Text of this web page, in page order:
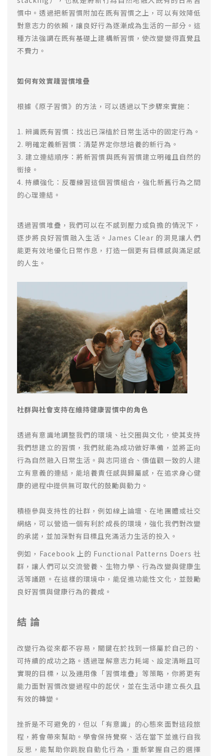
慣中。透過把新習慣附加在既有習慣之上，可以有效降低
對意志力的依賴，讓良好行為逐漸成為生活的一部分。這
種方法強調在既有基礎上建構新習慣，使改變變得直覺且
不費力。
如何有效實踐習慣堆疊
根據《原子習慣》的方法，可以透過以下步驟來實施：
1. 辨識既有習慣：找出已深植於日常生活中的固定行為。
2. 明確定義新習慣：清楚界定你想培養的新行為。
3. 建立連結順序：將新習慣與既有習慣建立明確且自然的
銜接。
4. 持續強化：反覆練習這個習慣組合，強化新舊行為之間
的心理連結。
透過習慣堆疊，我們可以在不感到壓力或負擔的情況下，
逐步將良好習慣融入生活。James Clear 的洞見讓人們
能更有效地優化日常作息，打造一個更有目標感與滿足感
的人生。
社群與社會支持在維持健康習慣中的角色
透過有意識地調整我們的環境、社交圈與文化，使其支持
我們想建立的習慣，我們就能為成功做好準備，並將正向
行為自然融入日常生活。與志同道合、價值觀一致的人建
立有意義的連結，能培養責任感與歸屬感，在追求身心健
康的過程中提供無可取代的鼓勵與動力。
積極參與支持性的社群，例如線上論壇、在地團體或社交
網絡，可以營造一個有利於成長的環境，強化我們對改變
的承諾，並加深對有目標且充滿活力生活的投入。
例如，Facebook 上的 Functional Patterns Doers 社
群，讓人們可以交流營養、生物力學、行為改變與健康生
活等議題。在這樣的環境中，能促進功能性文化，並鼓勵
良好習慣與健康行為的養成。
結 論
改變行為從來都不容易，關鍵在於找到一條屬於自己的、
可持續的成功之路。透過理解意志力耗竭、設定清晰且可
實現的目標，以及運用像「習慣堆疊」等策略，你將更有
能力面對習慣改變過程中的起伏，並在生活中建立長久且
有效的轉變。
挫折是不可避免的，但以「有意識」的心態來面對這段旅
程，將會帶來幫助。學會保持覺察、活在當下並進行自我
反思，能幫助你跳脫自動化行為，重新掌握自己的選擇